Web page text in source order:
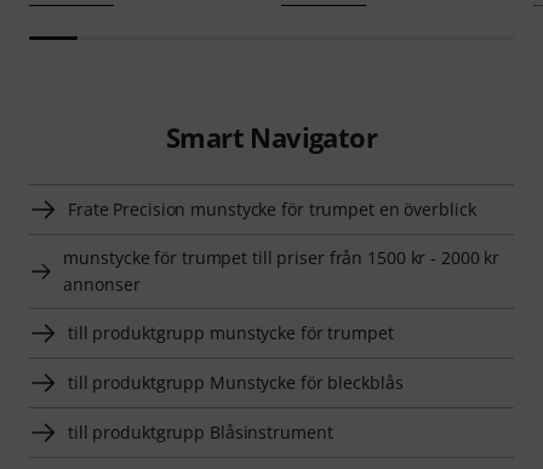
Smart Navigator
Frate Precision munstycke för trumpet en överblick
munstycke för trumpet till priser från 1500 kr - 2000 kr
annonser
till produktgrupp munstycke för trumpet
till produktgrupp Munstycke för bleckblås
till produktgrupp Blåsinstrument